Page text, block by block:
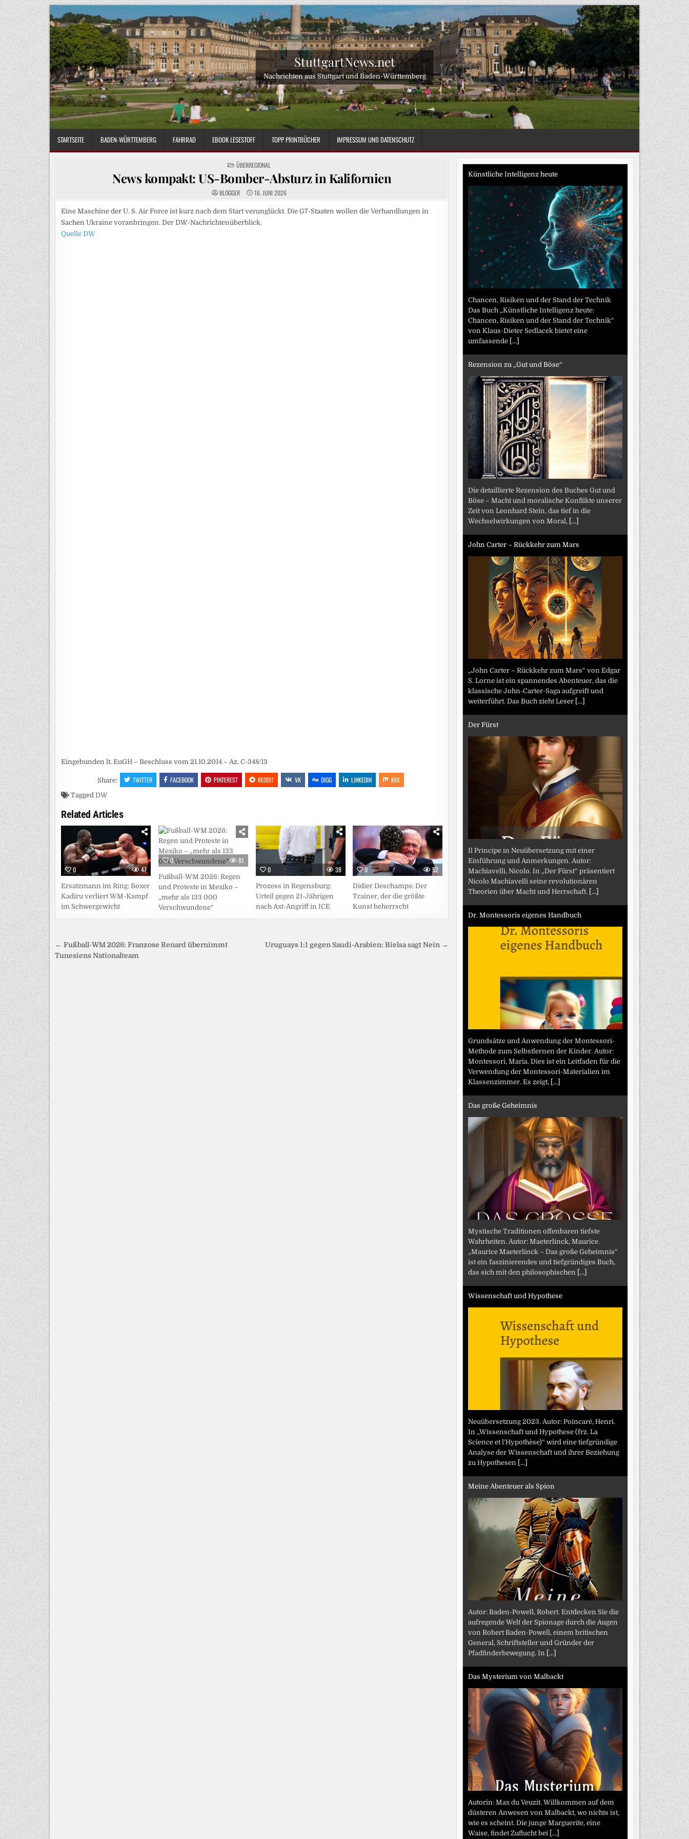
Skip
to
content
StuttgartNews.net
Nachrichten aus Stuttgart und Baden-Württemberg
STARTSEITE BADEN-WÜRTTEMBERG FAHRRAD EBOOK LESESTOFF TOPP PRINTBÜCHER IMPRESSUM UND DATENSCHUTZ
POSTED
IN
ÜBERREGIONAL
News kompakt: US-Bomber-Absturz in Kalifornien
BLOGGER 16. JUNI 2026
Eine Maschine der U. S. Air Force ist kurz nach dem Start verunglückt. Die G7-Staaten wollen die Verhandlungen in
Sachen Ukraine voranbringen. Der DW-Nachrichtenüberblick.
Quelle DW
Eingebunden lt. EuGH – Beschluss vom 21.10.2014 – Az. C-348/13
Share: TWITTER FACEBOOK PINTEREST REDDIT VK DIGG LINKEDIN MIX
Tagged DW
Related Articles
0 47
Ersatzmann im Ring: Boxer
Kadiru verliert WM-Kampf
im Schwergewicht
0 81
Fußball-WM 2026: Regen
und Proteste in Mexiko –
„mehr als 133 000
Verschwundene“
0 38
Prozess in Regensburg:
Urteil gegen 21-Jährigen
nach Axt-Angriff in ICE
0 52
Didier Deschamps: Der
Trainer, der die größte
Kunst beherrscht
Beitragsnavigation Uruguays 1:1 gegen Saudi-Arabien: Bielsa sagt Nein →
← Fußball-WM 2026: Franzose Renard übernimmt
Tunesiens Nationalteam
Künstliche Intelligenz heute
Chancen, Risiken und der Stand der Technik
Das Buch „Künstliche Intelligenz heute:
Chancen, Risiken und der Stand der Technik“
von Klaus-Dieter Sedlacek bietet eine
umfassende [...]
Rezension zu „Gut und Böse“
Die detaillierte Rezension des Buches Gut und
Böse – Macht und moralische Konflikte unserer
Zeit von Leonhard Stein, das tief in die
Wechselwirkungen von Moral, [...]
John Carter – Rückkehr zum Mars
„John Carter – Rückkehr zum Mars“ von Edgar
S. Lorne ist ein spannendes Abenteuer, das die
klassische John-Carter-Saga aufgreift und
weiterführt. Das Buch zieht Leser [...]
Der Fürst
Il Principe in Neuübersetzung mit einer
Einführung und Anmerkungen. Autor:
Machiavelli, Nicolo. In „Der Fürst“ präsentiert
Nicolo Machiavelli seine revolutionären
Theorien über Macht und Herrschaft. [...]
Dr. Montessoris eigenes Handbuch
Grundsätze und Anwendung der Montessori-
Methode zum Selbstlernen der Kinder. Autor:
Montessori, Maria. Dies ist ein Leitfaden für die
Verwendung der Montessori-Materialien im
Klassenzimmer. Es zeigt, [...]
Das große Geheimnis
Mystische Traditionen offenbaren tiefste
Wahrheiten. Autor: Maeterlinck, Maurice.
„Maurice Maeterlinck – Das große Geheimnis“
ist ein faszinierendes und tiefgründiges Buch,
das sich mit den philosophischen [...]
Wissenschaft und Hypothese
Neuübersetzung 2023. Autor: Poincaré, Henri.
In „Wissenschaft und Hypothese (frz. La
Science et l’Hypothèse)“ wird eine tiefgründige
Analyse der Wissenschaft und ihrer Beziehung
zu Hypothesen [...]
Meine Abenteuer als Spion
Autor: Baden-Powell, Robert. Entdecken Sie die
aufregende Welt der Spionage durch die Augen
von Robert Baden-Powell, einem britischen
General, Schriftsteller und Gründer der
Pfadfinderbewegung. In [...]
Das Mysterium von Malbackt
Autorin: Max du Veuzit. Willkommen auf dem
düsteren Anwesen von Malbackt, wo nichts ist,
wie es scheint. Die junge Marguerite, eine
Waise, findet Zuflucht bei [...]